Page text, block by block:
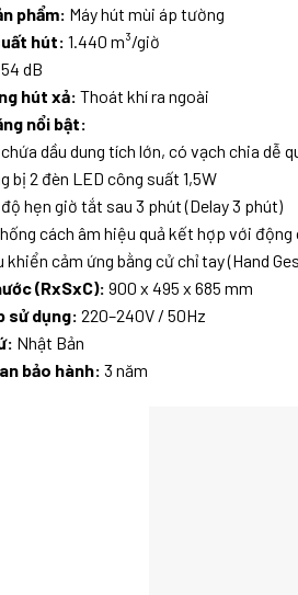
phẩm: Máy hút mùi áp tường
hút: 1.440 m³/giờ
54 dB
hút xả: Thoát khí ra ngoài
nổi bật:
dầu dung tích lớn, có vạch chia dễ
bị 2 đèn LED công suất 1,5W
hẹn giờ tắt sau 3 phút (Delay 3 phút)
cách âm hiệu quả kết hợp với
khiển cảm ứng bằng cử chỉ tay (Hand
(RxSxC): 900 x 495 x 685 mm
sử dụng: 220–240V / 50Hz
Nhật Bản
bảo hành: 3 năm